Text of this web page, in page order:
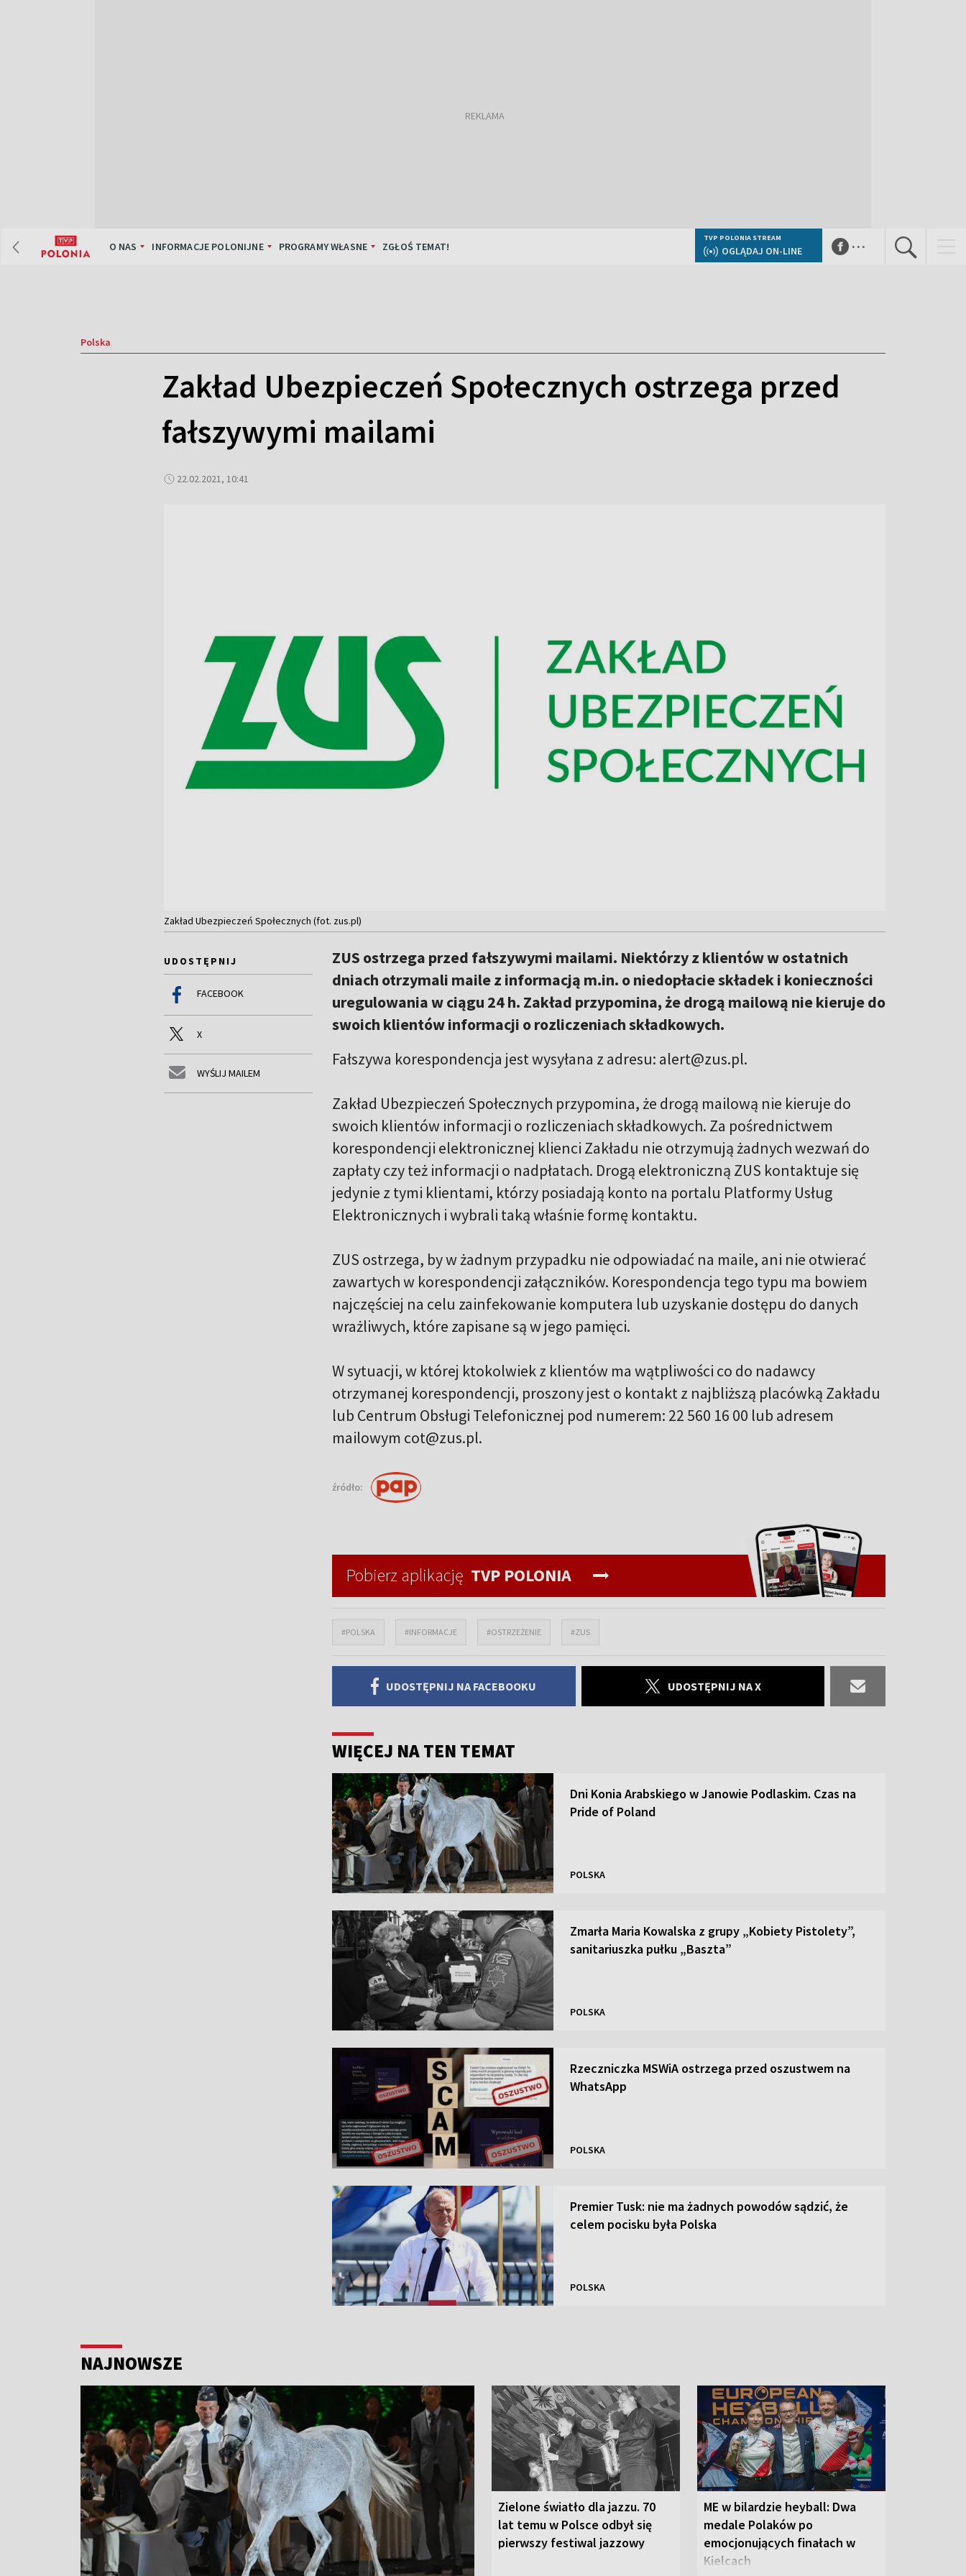
O NAS INFORMACJE POLONIJNE PROGRAMY WŁASNE ZGŁOŚ TEMAT!
TVP POLONIA STREAM
OGLĄDAJ ON-LINE ...
Polska
Zakład Ubezpieczeń Społecznych ostrzega przed
fałszywymi mailami
22.02.2021, 10:41
Zakład Ubezpieczeń Społecznych (fot. zus.pl)
UDOSTĘPNIJ
FACEBOOK
X
WYŚLIJ MAILEM
ZUS ostrzega przed fałszywymi mailami. Niektórzy z klientów w ostatnich
dniach otrzymali maile z informacją m.in. o niedopłacie składek i konieczności
uregulowania w ciągu 24 h. Zakład przypomina, że drogą mailową nie kieruje do
swoich klientów informacji o rozliczeniach składkowych.
Fałszywa korespondencja jest wysyłana z adresu: alert@zus.pl.
Zakład Ubezpieczeń Społecznych przypomina, że drogą mailową nie kieruje do
swoich klientów informacji o rozliczeniach składkowych. Za pośrednictwem
korespondencji elektronicznej klienci Zakładu nie otrzymują żadnych wezwań do
zapłaty czy też informacji o nadpłatach. Drogą elektroniczną ZUS kontaktuje się
jedynie z tymi klientami, którzy posiadają konto na portalu Platformy Usług
Elektronicznych i wybrali taką właśnie formę kontaktu.
ZUS ostrzega, by w żadnym przypadku nie odpowiadać na maile, ani nie otwierać
zawartych w korespondencji załączników. Korespondencja tego typu ma bowiem
najczęściej na celu zainfekowanie komputera lub uzyskanie dostępu do danych
wrażliwych, które zapisane są w jego pamięci.
W sytuacji, w której ktokolwiek z klientów ma wątpliwości co do nadawcy
otrzymanej korespondencji, proszony jest o kontakt z najbliższą placówką Zakładu
lub Centrum Obsługi Telefonicznej pod numerem: 22 560 16 00 lub adresem
mailowym cot@zus.pl.
źródło:
Pobierz aplikację TVP POLONIA
#POLSKA #INFORMACJE #OSTRZEŻENIE #ZUS
UDOSTĘPNIJ NA FACEBOOKU UDOSTĘPNIJ NA X
WIĘCEJ NA TEN TEMAT
Dni Konia Arabskiego w Janowie Podlaskim. Czas na
Pride of Poland
POLSKA
Zmarła Maria Kowalska z grupy „Kobiety Pistolety”,
sanitariuszka pułku „Baszta”
POLSKA
Rzeczniczka MSWiA ostrzega przed oszustwem na
WhatsApp
POLSKA
Premier Tusk: nie ma żadnych powodów sądzić, że
celem pocisku była Polska
POLSKA
NAJNOWSZE
Zielone światło dla jazzu. 70
lat temu w Polsce odbył się
pierwszy festiwal jazzowy
ME w bilardzie heyball: Dwa
medale Polaków po
emocjonujących finałach w
Kielcach